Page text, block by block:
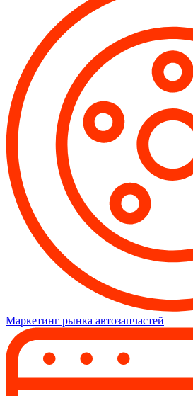
Маркетинг рынка автозапчастей